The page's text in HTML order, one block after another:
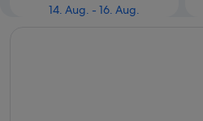
14. Aug. - 16. Aug.